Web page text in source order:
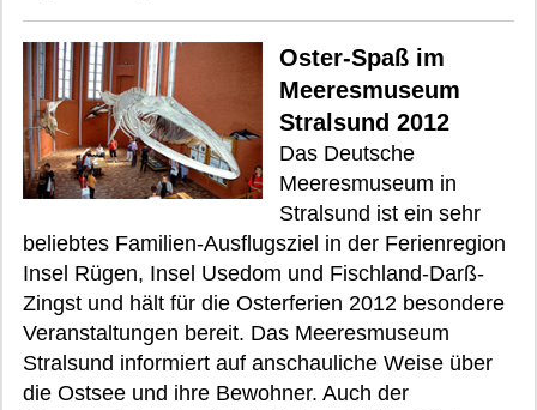
Oster-Spaß im
Meeresmuseum
Stralsund 2012
Das Deutsche
Meeresmuseum in
Stralsund ist ein sehr
beliebtes Familien-Ausflugsziel in der Ferienregion
Insel Rügen, Insel Usedom und Fischland-Darß-
Zingst und hält für die Osterferien 2012 besondere
Veranstaltungen bereit. Das Meeresmuseum
Stralsund informiert auf anschauliche Weise über
die Ostsee und ihre Bewohner. Auch der